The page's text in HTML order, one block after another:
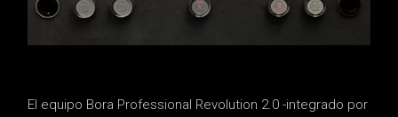
El equipo Bora Professional Revolution 2.0 -integrado por